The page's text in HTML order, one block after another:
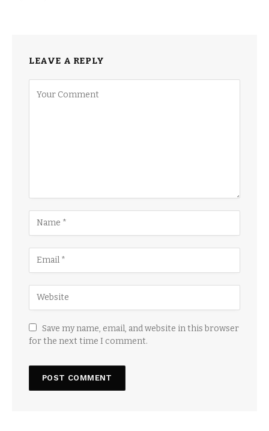
LEAVE A REPLY
Save my name, email, and website in this browser
for the next time I comment.